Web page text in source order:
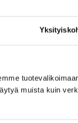
muista kuin
valikoima
klo 14 tehdyt tilaukset